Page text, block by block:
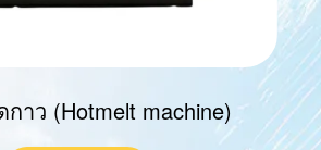
กาว (Hotmelt machine)